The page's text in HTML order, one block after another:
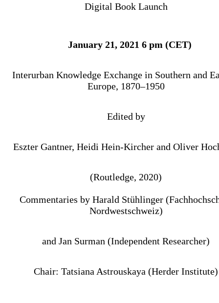
Digital Book Launch
January 21, 2021 6 pm (CET)
Interurban Knowledge Exchange in Southern and
Europe, 1870–1950
Edited by
Eszter Gantner, Heidi Hein-Kircher and Oliver
(Routledge, 2020)
Commentaries by Harald Stühlinger
Nordwestschweiz)
and Jan Surman (Independent Researcher)
Chair: Tatsiana Astrouskaya (Herder Institute)